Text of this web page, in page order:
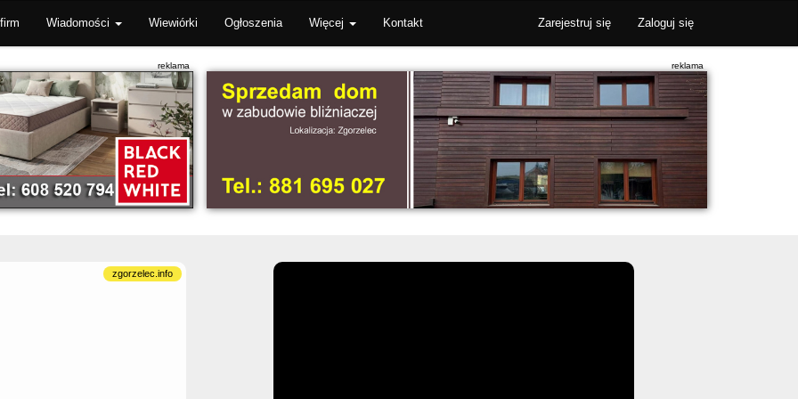
Wiadomości Wiewiórki Ogłoszenia Więcej Kontakt Zarejestruj się Zaloguj się